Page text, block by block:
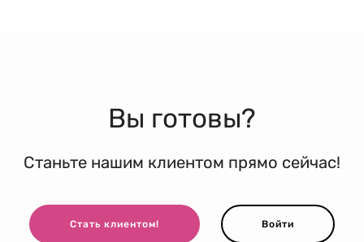
Вы готовы?
Станьте нашим клиентом прямо сейчас!
Стать клиентом! Войти